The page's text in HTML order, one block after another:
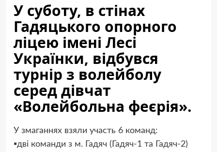
У суботу, в стінах
Гадяцького опорного
ліцею імені Лесі
Українки, відбувся
турнір з волейболу
серед дівчат
«Волейбольна феєрія».
У змаганнях взяли участь 6 команд:
▪️дві команди з м. Гадяч (Гадяч-1 та Гадяч-2)